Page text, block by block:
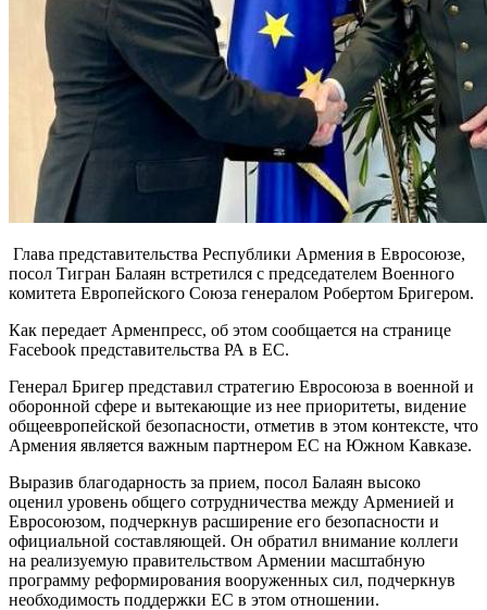
Глава представительства Республики Армения в Евросоюзе,
посол Тигран Балаян встретился с председателем Военного
комитета Европейского Союза генералом Робертом Бригером.
Как передает Арменпресс, об этом сообщается на странице
Facebook представительства РА в ЕС.
Генерал Бригер представил стратегию Евросоюза в военной и
оборонной сфере и вытекающие из нее приоритеты, видение
общеевропейской безопасности, отметив в этом контексте, что
Армения является важным партнером ЕС на Южном Кавказе.
Выразив благодарность за прием, посол Балаян высоко
оценил уровень общего сотрудничества между Арменией и
Евросоюзом, подчеркнув расширение его безопасности и
официальной составляющей. Он обратил внимание коллеги
на реализуемую правительством Армении масштабную
программу реформирования вооруженных сил, подчеркнув
необходимость поддержки ЕС в этом отношении.